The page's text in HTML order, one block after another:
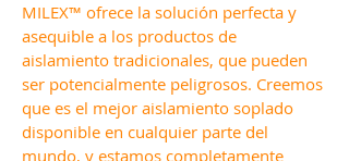
MILEX™ ofrece la solución perfecta y
asequible a los productos de
aislamiento tradicionales, que pueden
ser potencialmente peligrosos. Creemos
que es el mejor aislamiento soplado
disponible en cualquier parte del
mundo, y estamos completamente